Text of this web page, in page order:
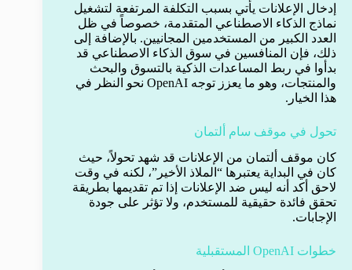
إدخال الإعلانات يأتي بسبب التكلفة المرتفعة لتشغيل
نماذج الذكاء الاصطناعي المتقدمة، خصوصاً في ظل
العدد الكبير من المستخدمين المجانيين. بالإضافة إلى
ذلك، فإن المنافسين في سوق الذكاء الاصطناعي قد
بدأوا في ربط المساعدات الذكية بالتسوق والبحث
والمنتجات، وهو ما يعزز توجه OpenAI نحو النظر في
هذا الخيار.
تحول في موقف سام ألتمان
كان موقف ألتمان من الإعلانات قد شهد تحولاً، حيث
كان في البداية يعتبرها “الملاذ الأخير”، لكنه في وقت
لاحق أكد أنه ليس ضد الإعلانات إذا تم تقديمها بطريقة
تحقق فائدة حقيقية للمستخدم، ولا تؤثر على جودة
الإجابات.
خطوات OpenAI المستقبلية